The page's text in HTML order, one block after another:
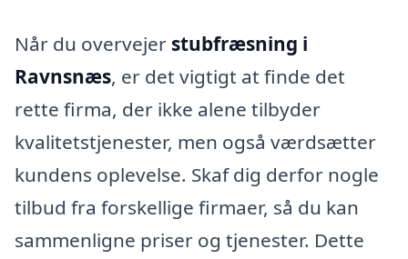
Når du overvejer stubfræsning i
Ravnsnæs, er det vigtigt at finde det
rette firma, der ikke alene tilbyder
kvalitetstjenester, men også værdsætter
kundens oplevelse. Skaf dig derfor nogle
tilbud fra forskellige firmaer, så du kan
sammenligne priser og tjenester. Dette